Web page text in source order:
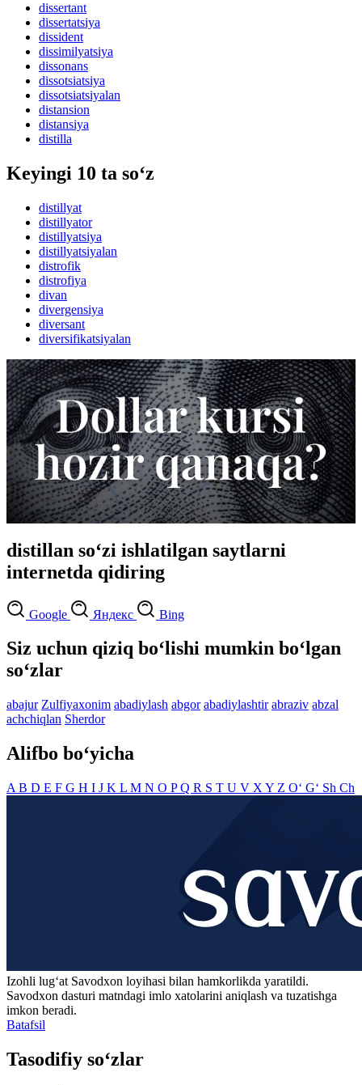
dissertant
dissertatsiya
dissident
dissimilyatsiya
dissonans
dissotsiatsiya
dissotsiatsiyalan
distansion
distansiya
distilla
Keyingi 10 ta so‘z
distillyat
distillyator
distillyatsiya
distillyatsiyalan
distrofik
distrofiya
divan
divergensiya
diversant
diversifikatsiyalan
distillan so‘zi ishlatilgan saytlarni
internetda qidiring
Google Яндекс Bing
Siz uchun qiziq bo‘lishi mumkin bo‘lgan
so‘zlar
abajur Zulfiyaxonim abadiylash abgor abadiylashtir abraziv abzal
achchiqlan Sherdor
Alifbo bo‘yicha
A B D E F G H I J K L M N O PQ R S T U V X Y Z O‘ G‘ Sh Ch
Izohli lugʻat Savodxon loyihasi bilan hamkorlikda yaratildi.
Savodxon dasturi matndagi imlo xatolarini aniqlash va tuzatishga
imkon beradi.
Batafsil
Tasodifiy so‘zlar